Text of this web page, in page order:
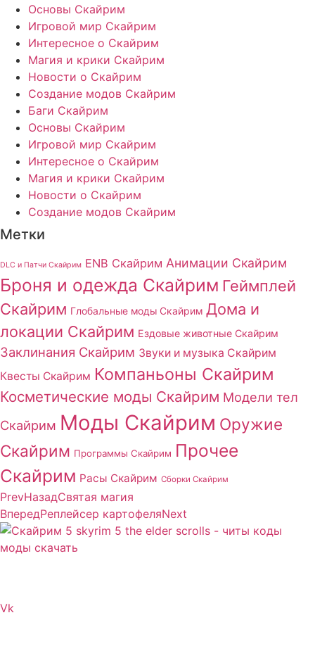
Основы Скайрим
Игровой мир Скайрим
Интересное о Скайрим
Магия и крики Скайрим
Новости о Скайрим
Создание модов Скайрим
Баги Скайрим
Основы Скайрим
Игровой мир Скайрим
Интересное о Скайрим
Магия и крики Скайрим
Новости о Скайрим
Создание модов Скайрим
Метки
DLC и Патчи Скайрим ENB Скайрим Анимации Скайрим
Броня и одежда Скайрим Геймплей
Скайрим Глобальные моды Скайрим Дома и
локации Скайрим Ездовые животные Скайрим
Заклинания Скайрим Звуки и музыка Скайрим
Квесты Скайрим Компаньоны Скайрим
Косметические моды Скайрим Модели тел
Скайрим Моды Скайрим Оружие
Скайрим Программы Скайрим Прочее
Скайрим Расы Скайрим Сборки Скайрим
PrevНазадСвятая магия
ВпередРеплейсер картофеляNext
Vk